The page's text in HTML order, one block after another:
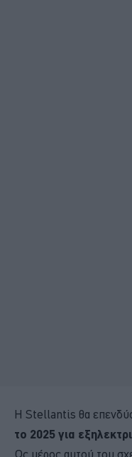
Η Stellantis θα
το 2025 για
Ως μέρος αυτού του